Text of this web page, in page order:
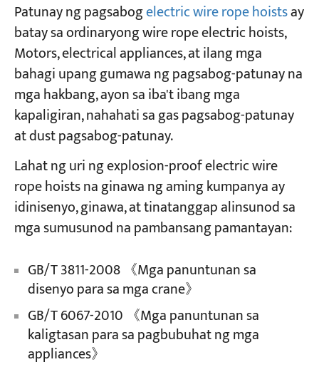
Mga Blog
Mga Aplikasyon
Tungkol sa atin
Makipag-ugnayan sa amin
Patunay ng pagsabogelectric wire rope hoistsay
batay sa ordinaryong wire rope electric hoists,
Motors, electrical appliances, at ilang mga
bahagi upang gumawa ng pagsabog-patunay na
mga hakbang, ayon sa iba't ibang mga
kapaligiran, nahahati sa gas pagsabog-patunay
at dust pagsabog-patunay.
Lahat ng uri ng explosion-proof electric wire
rope hoists na ginawa ng aming kumpanya ay
idinisenyo, ginawa, at tinatanggap alinsunod sa
mga sumusunod na pambansang pamantayan:
GB/T 3811-2008 《Mga panuntunan sa
disenyo para sa mga crane》
GB/T 6067-2010 《Mga panuntunan sa
kaligtasan para sa pagbubuhat ng mga
appliances》